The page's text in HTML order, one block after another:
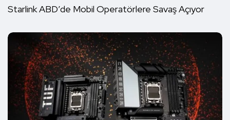
Starlink ABD’de Mobil Operatörlere Savaş Açıyor